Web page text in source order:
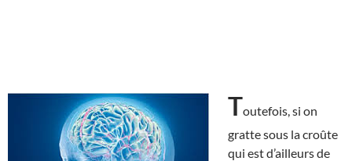
Toutefois, si on
gratte sous la croûte
qui est d’ailleurs de